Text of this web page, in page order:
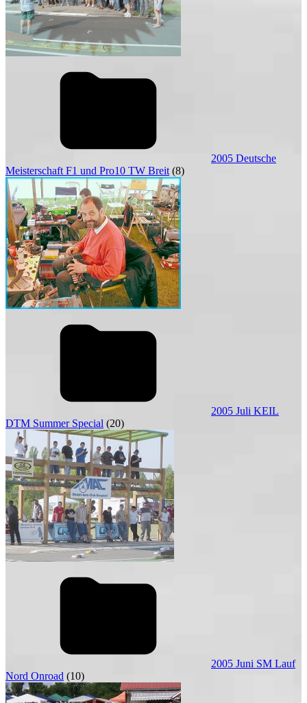
2005 Deutsche
Meisterschaft F1 und Pro10 TW Breit (8)
2005 Juli KEIL
DTM Summer Special (20)
2005 Juni SM Lauf
Nord Onroad (10)